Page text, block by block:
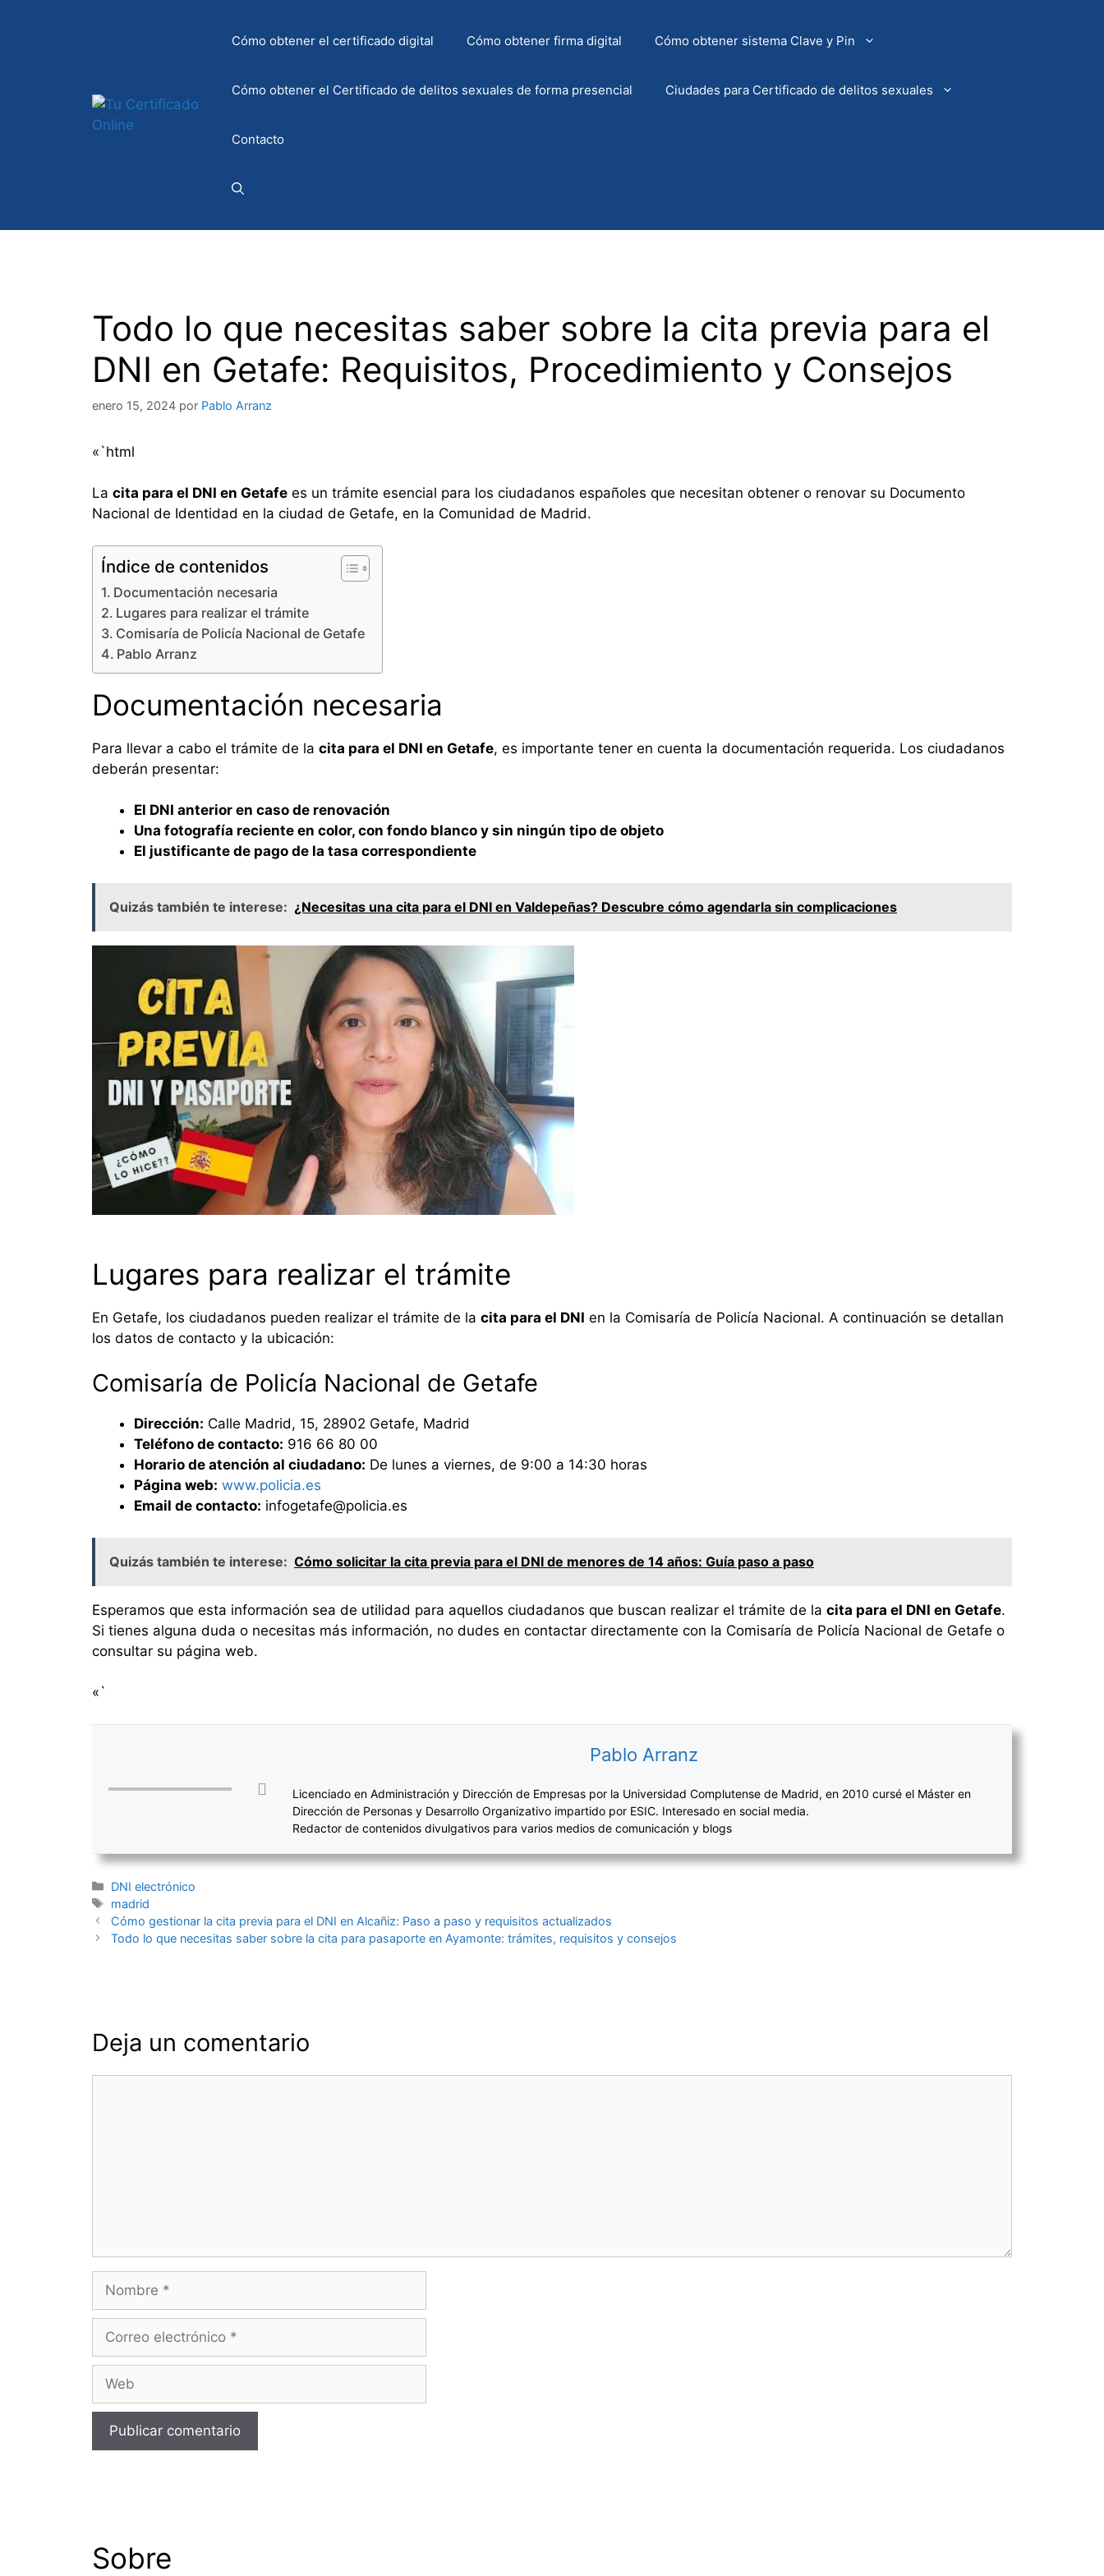
Cómo obtener el certificado digital Cómo obtener firma digital Cómo obtener sistema Clave y Pin
Cómo obtener el Certificado de delitos sexuales de forma presencial Ciudades para Certificado de delitos sexuales
Contacto
Todo lo que necesitas saber sobre la cita previa para el
DNI en Getafe: Requisitos, Procedimiento y Consejos
enero 15, 2024 por Pablo Arranz
«`html
La cita para el DNI en Getafe es un trámite esencial para los ciudadanos españoles que necesitan obtener o renovar su Documento
Nacional de Identidad en la ciudad de Getafe, en la Comunidad de Madrid.
Índice de contenidos
Documentación necesaria
Lugares para realizar el trámite
Comisaría de Policía Nacional de Getafe
Pablo Arranz
Documentación necesaria
Para llevar a cabo el trámite de la cita para el DNI en Getafe, es importante tener en cuenta la documentación requerida. Los ciudadanos
deberán presentar:
El DNI anterior en caso de renovación
Una fotografía reciente en color, con fondo blanco y sin ningún tipo de objeto
El justificante de pago de la tasa correspondiente
Quizás también te interese: ¿Necesitas una cita para el DNI en Valdepeñas? Descubre cómo agendarla sin complicaciones
Lugares para realizar el trámite
En Getafe, los ciudadanos pueden realizar el trámite de la cita para el DNI en la Comisaría de Policía Nacional. A continuación se detallan
los datos de contacto y la ubicación:
Comisaría de Policía Nacional de Getafe
Dirección: Calle Madrid, 15, 28902 Getafe, Madrid
Teléfono de contacto: 916 66 80 00
Horario de atención al ciudadano: De lunes a viernes, de 9:00 a 14:30 horas
Página web: www.policia.es
Email de contacto: infogetafe@policia.es
Quizás también te interese: Cómo solicitar la cita previa para el DNI de menores de 14 años: Guía paso a paso
Esperamos que esta información sea de utilidad para aquellos ciudadanos que buscan realizar el trámite de la cita para el DNI en Getafe.
Si tienes alguna duda o necesitas más información, no dudes en contactar directamente con la Comisaría de Policía Nacional de Getafe o
consultar su página web.
«`
Pablo Arranz
Licenciado en Administración y Dirección de Empresas por la Universidad Complutense de Madrid, en 2010 cursé el Máster en
Dirección de Personas y Desarrollo Organizativo impartido por ESIC. Interesado en social media.
Redactor de contenidos divulgativos para varios medios de comunicación y blogs
Categorías
DNI electrónico
Etiquetas
madrid
Navegación
de
Cómo gestionar la cita previa para el DNI en Alcañiz: Paso a paso y requisitos actualizados
Todo lo que necesitas saber sobre la cita para pasaporte en Ayamonte: trámites, requisitos y consejos
Deja un comentario
electrónico
Sobre